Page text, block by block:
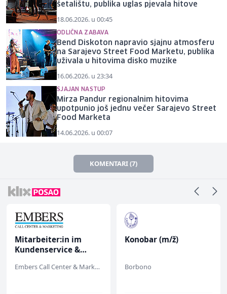
šetalištu, publika uglas pjevala hitove
18.06.2026. u 00:45
ODLIČNA ZABAVA
Bend Diskoton napravio sjajnu atmosferu
na Sarajevo Street Food Marketu, publika
uživala u hitovima disko muzike
16.06.2026. u 23:34
SJAJAN NASTUP
Mirza Pandur regionalnim hitovima
upotpunio još jednu večer Sarajevo Street
Food Marketa
14.06.2026. u 00:07
KOMENTARI (7)
Mitarbeiter:in im
Kundenservice &
Embers Call Center & Marketing
Konobar (m/ž)
Borbono